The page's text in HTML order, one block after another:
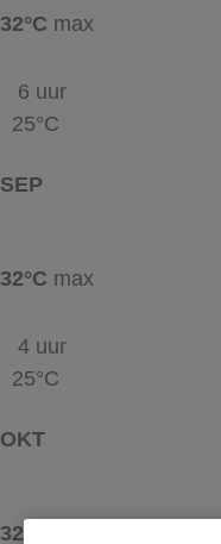
32°C max
6 uur
25°C
SEP
32°C max
4 uur
25°C
OKT
32°C